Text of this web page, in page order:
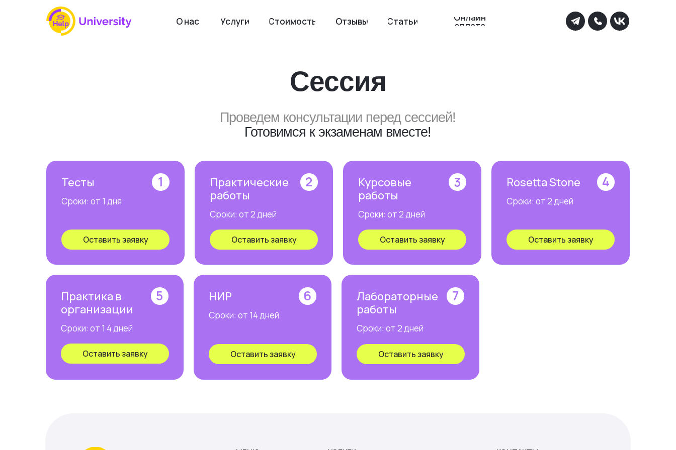
О нас Услуги Стоимость Отзывы Статьи Онлайн
оплата
Сессия
Проведем консультации перед сессией!
Готовимся к экзаменам вместе!
Тесты 1
Практические
работы
2
Курсовые
работы
3 Rosetta Stone 4
Практика в
организации
5 НИР 6
Лабораторные
работы
7
Сроки: от 1 дня
Оставить заявку
Сроки: от 2 дней
Оставить заявку
Сроки: от 2 дней
Оставить заявку
Сроки: от 2 дней
Оставить заявку
Сроки: от 1 4 дней
Оставить заявку
Сроки: от 14 дней
Оставить заявку
Сроки: от 2 дней
Оставить заявку